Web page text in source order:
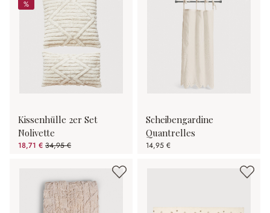
%
%
Kissenhülle 2er Set
Nolivette
18,71 € 34,95 €
(46.47% gespart)
Scheibengardine
Quantrelles
14,95 €